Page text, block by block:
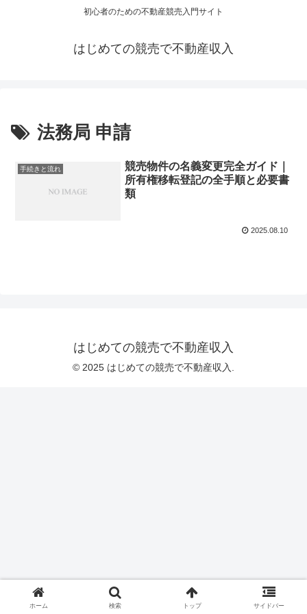
初心者のための不動産競売入門サイト
はじめての競売で不動産収入
法務局 申請
手続きと流れ
競売物件の名義変更完全ガイド｜
所有権移転登記の全手順と必要書
類
2025.08.10
はじめての競売で不動産収入
© 2025 はじめての競売で不動産収入.
ホーム 検索 トップ サイドバー